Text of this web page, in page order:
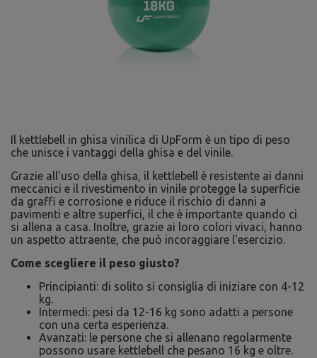
Il kettlebell in ghisa vinilica di UpForm è un tipo di peso
che unisce i vantaggi della ghisa e del vinile.
Grazie all'uso della ghisa, il kettlebell è resistente ai danni
meccanici e il rivestimento in vinile protegge la superficie
da graffi e corrosione e riduce il rischio di danni a
pavimenti e altre superfici, il che è importante quando ci
si allena a casa. Inoltre, grazie ai loro colori vivaci, hanno
un aspetto attraente, che può incoraggiare l'esercizio.
Come scegliere il peso giusto?
Principianti: di solito si consiglia di iniziare con 4-12
kg.
Intermedi: pesi da 12-16 kg sono adatti a persone
con una certa esperienza.
Avanzati: le persone che si allenano regolarmente
possono usare kettlebell che pesano 16 kg e oltre.